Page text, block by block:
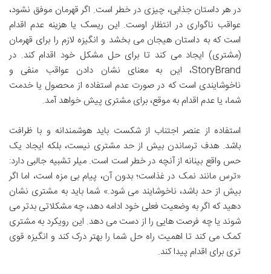
در هر داستان جذابی، چیزی در خطر است. اگر قهرمان موفق نشود،
عواقب ناگواری در انتظار اوست. این ریسک یا هزینه عدم اقدام
است که به داستان هیجان می بخشد و انگیزه لازم را برای قهرمان
(مشتری) ایجاد می کند تا برای حل مشکل خود اقدام کند. در
StoryBrand، این به معنای نشان دادن عواقب منفی و
ناخوشایندی است که در صورت عدم استفاده از محصول یا خدمت
شما، یا عدم اقدام به موقع، برای مشتری پیش خواهد آمد.
استفاده از عنصر اجتناب از شکست باید هوشمندانه و با ظرافت
باشد. هدف ترساندن بیش از حد مشتری نیست، بلکه ایجاد یک
حس واقع بینانه از آنچه در خطر است است. میلر تشبیه جالبی دارد:
«ترس مانند نمک در غذاست؛ بدون آن، پیام بی مزه است، اما اگر
بیش از حد باشد، ناخوشایند می شود.» شما باید به مشتری نشان
دهید که اگر به وضعیت فعلی خود ادامه دهد، چه مشکلاتی بدتر می
شوند یا چه فرصت هایی را از دست می دهد. این رویکرد به مشتری
کمک می کند تا اهمیت راه حل شما را بهتر درک کند و انگیزه قوی
تری برای اقدام پیدا کند.